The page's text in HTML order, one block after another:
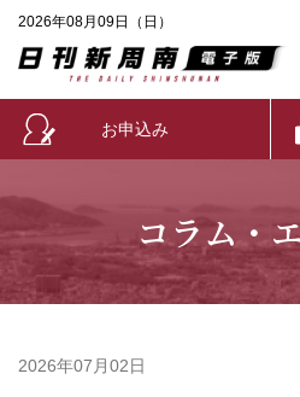
2026年08月09日（日）
お申込み
コラム・
2026年07月02日